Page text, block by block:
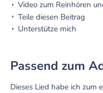
Video zum Reinhören
Teile diesen Beitrag
Unterstütze mich
Passend zum
Dieses Lied habe ich zum